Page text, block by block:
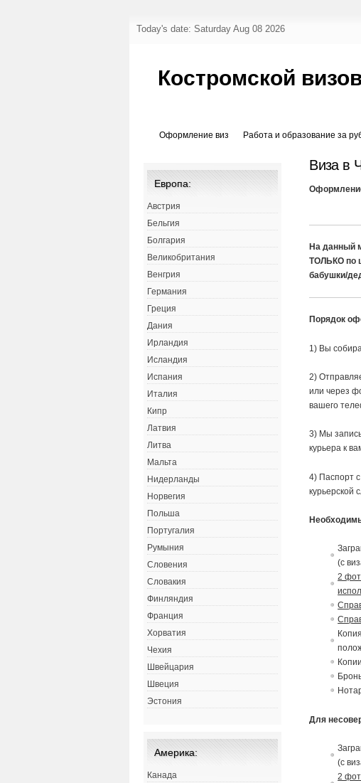
Today's date: Saturday Aug 08 2026
Костромской
Оформление виз Работа и образование за
Виза в
На данный
ТОЛЬКО по
бабушки/
Порядок
1) Вы
2)
или через
вашего
3) Мы
курьера к
4) Паспорт
курьерской
(св
2
Для
(св
2
Европа:
Австрия
Бельгия
Болгария
Великобритания
Венгрия
Германия
Греция
Дания
Ирландия
Исландия
Испания
Италия
Кипр
Латвия
Литва
Мальта
Нидерланды
Норвегия
Польша
Португалия
Румыния
Словения
Словакия
Финляндия
Франция
Хорватия
Чехия
Швейцария
Швеция
Эстония
Америка:
Канада